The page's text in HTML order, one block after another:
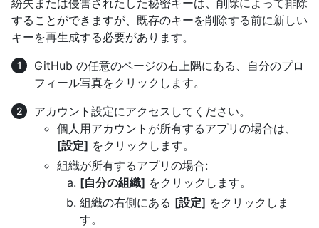
紛失または侵害されたした秘密キーは、削除によって排除
することができますが、既存のキーを削除する前に新しい
キーを再生成する必要があります。
GitHub の任意のページの右上隅にある、自分のプロ
フィール写真をクリックします。
アカウント設定にアクセスしてください。
個人用アカウントが所有するアプリの場合は、
[設定] をクリックします。
組織が所有するアプリの場合:
[自分の組織] をクリックします。
組織の右側にある [設定] をクリックしま
す。